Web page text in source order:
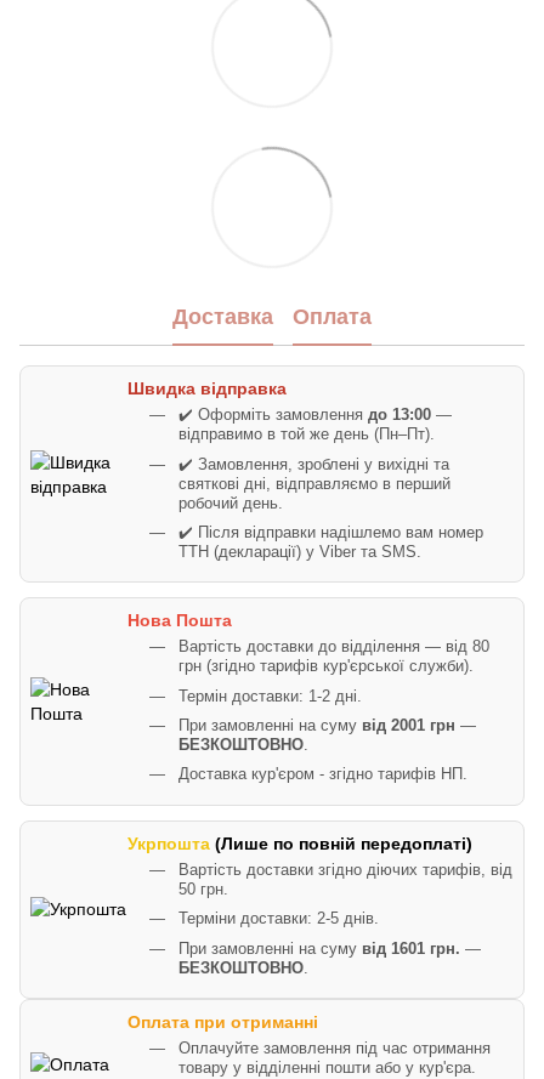
Доставка Оплата
Швидка відправка
✔️ Оформіть замовлення до 13:00 —
відправимо в той же день (Пн–Пт).
✔️ Замовлення, зроблені у вихідні та
святкові дні, відправляємо в перший
робочий день.
✔️ Після відправки надішлемо вам номер
ТТН (декларації) у Viber та SMS.
Нова Пошта
Вартість доставки до відділення — від 80
грн (згідно тарифів кур'єрської служби).
Термін доставки: 1-2 дні.
При замовленні на суму від 2001 грн —
БЕЗКОШТОВНО.
Доставка кур'єром - згідно тарифів НП.
Укрпошта (Лише по повній передоплаті)
Вартість доставки згідно діючих тарифів, від
50 грн.
Терміни доставки: 2-5 днів.
При замовленні на суму від 1601 грн. —
БЕЗКОШТОВНО
Оплата при отриманні
Оплачуйте замовлення під час отримання
товару у відділенні пошти або у кур'єра.